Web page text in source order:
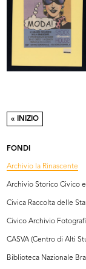
« INIZIO
FONDI
Archivio la Rinascente
Archivio Storico Civico
Civica Raccolta delle
Civico Archivio
CASVA (Centro di Alti
Biblioteca Nazionale